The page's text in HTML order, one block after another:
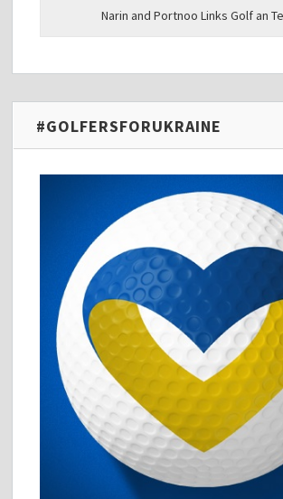
Narin and Portnoo Links Golf an
#GOLFERSFORUKRAINE